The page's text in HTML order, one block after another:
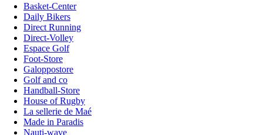
Basket-Center
Daily Bikers
Direct Running
Direct-Volley
Espace Golf
Foot-Store
Galoppostore
Golf and co
Handball-Store
House of Rugby
La sellerie de Maé
Made in Paradis
Nauti-wave